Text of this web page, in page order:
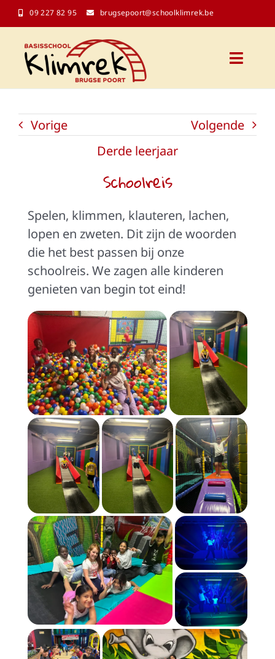
naar
inhoud
09 227 82 95 brugsepoort@schoolklimrek.be
Toggle
Contact
Klasblogs
Vorige
Volgende
Derde leerjaar
Schoolreis
Spelen, klimmen, klauteren, lachen,
lopen en zweten. Dit zijn de woorden
die het best passen bij onze
schoolreis. We zagen alle kinderen
genieten van begin tot eind!